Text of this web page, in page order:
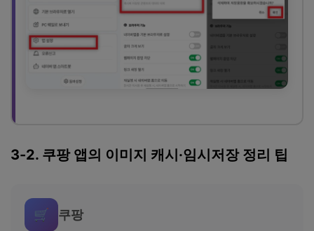
3-2. 쿠팡 앱의 이미지 캐시·임시저장 정리 팁
🛒 쿠팡